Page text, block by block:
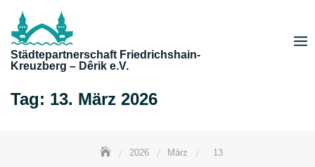
content
Städtepartnerschaft Friedrichshain-
Kreuzberg – Dêrik e.V.
Tag: 13. März 2026
2026 März 13